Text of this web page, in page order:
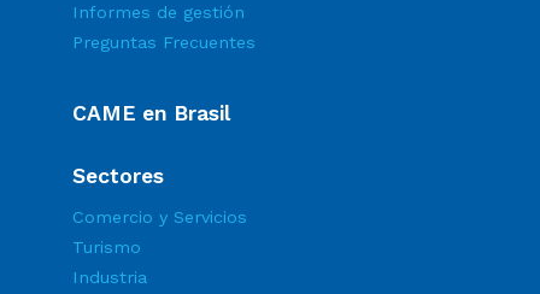
Informes de gestión
Preguntas Frecuentes
CAME en Brasil
Sectores
Comercio y Servicios
Turismo
Industria